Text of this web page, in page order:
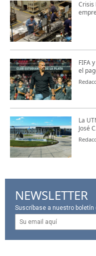
Crisis
FIFA
el
La
José
NEWSLETTER
Suscríbase a nuestro boletín